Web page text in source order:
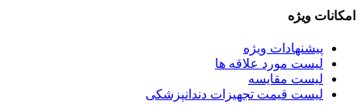
امکانات ویژه
پیشنهادات ویژه
لیست مورد علاقه ها
لیست مقایسه
لیست قیمت تجهیزات دندانپزشکی